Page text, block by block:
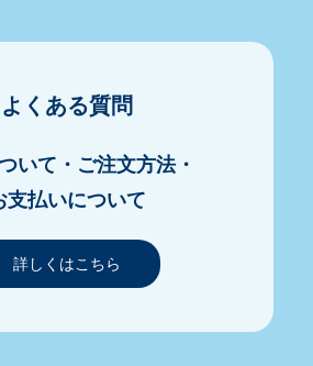
よくある質問
いて・ご注文方法・
支払いについて
詳しくはこちら